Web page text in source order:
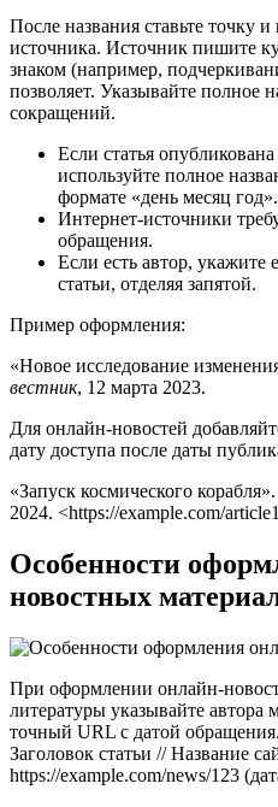
После названия ставьте точку
источника. Источник пишите
знаком (например,
позволяет. Указывайте полное
сокращений.
Если статья
используйте полное
формате «день месяц год».
Интернет-источники
обращения.
Если есть автор, укажите
статьи, отделяя запятой.
Пример оформления:
«Новое исследование
вестник, 12 марта 2023.
Для онлайн-новостей
дату доступа после даты
«Запуск космического корабля».
2024. <https://example.com/
Особенности
новостных
При оформлении онлайн-
литературы указывайте автора
точный URL с датой
Заголовок статьи // Название
https://example.com/news/123